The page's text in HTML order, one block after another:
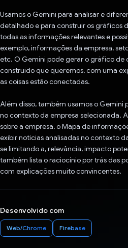
Usamos o Gemini para analisar e
detalhado e para construir os gráficos
todas as informações relevantes e
exemplo, informações da empresa,
etc. O Gemini pode gerar o gráfico de
construído que queremos, com uma
as coisas estão conectadas.
Além disso, também usamos o Gemini
no contexto da empresa selecionada.
sobre a empresa, o Mapa de
exibir notícias analisadas no contexto
se limitando a, relevância, impacto
também lista o raciocínio por trás das
com explicações muito convincentes.
Desenvolvido com
Web/Chrome Firebase